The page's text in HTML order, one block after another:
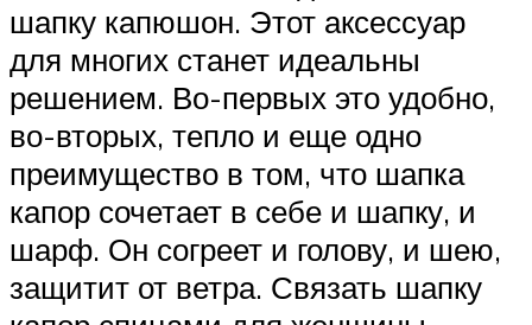
шапку капюшон. Этот аксессуар
для многих станет идеальны
решением. Во-первых это удобно,
во-вторых, тепло и еще одно
преимущество в том, что шапка
капор сочетает в себе и шапку, и
шарф. Он согреет и голову, и шею,
защитит от ветра. Связать шапку